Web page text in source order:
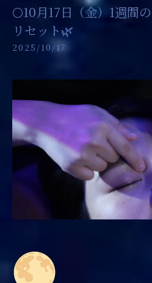
🌕10月17日（金）1週間
リセット🌿
2025/10/17